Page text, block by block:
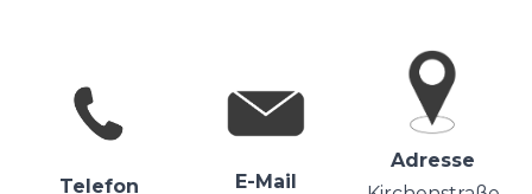
Telefon
E-Mail
Adresse